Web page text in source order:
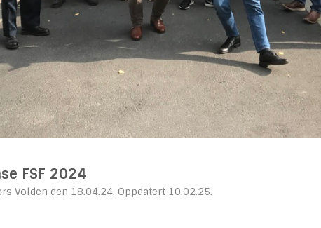
FSF 2024
Volden den 18.04.24. Oppdatert 10.02.25.